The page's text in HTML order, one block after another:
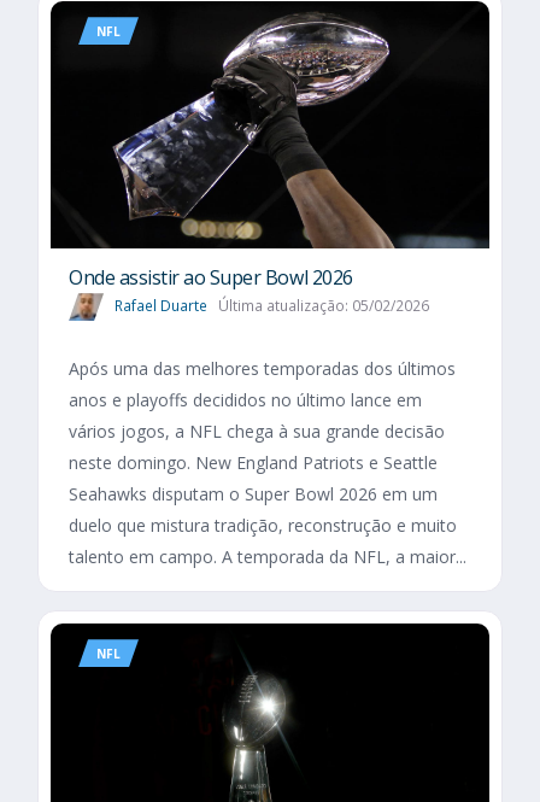
NFL
Onde assistir ao Super Bowl 2026
Rafael Duarte Última atualização: 05/02/2026
Após uma das melhores temporadas dos últimos
anos e playoffs decididos no último lance em
vários jogos, a NFL chega à sua grande decisão
neste domingo. New England Patriots e Seattle
Seahawks disputam o Super Bowl 2026 em um
duelo que mistura tradição, reconstrução e muito
talento em campo. A temporada da NFL, a maior...
NFL